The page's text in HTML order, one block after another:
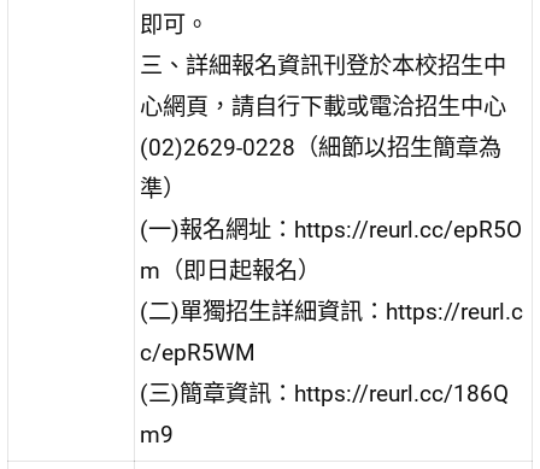
即可。
三、詳細報名資訊刊登於本校招生中
心網頁，請自行下載或電洽招生中心
(02)2629-0228（細節以招生簡章為
準）
(一)報名網址：https://reurl.cc/epR5O
m（即日起報名）
(二)單獨招生詳細資訊：https://reurl.c
c/epR5WM
(三)簡章資訊：https://reurl.cc/186Q
m9